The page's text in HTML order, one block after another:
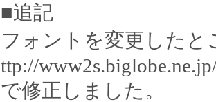
■追記
フォントを変更した
ttp://
で修正しました。